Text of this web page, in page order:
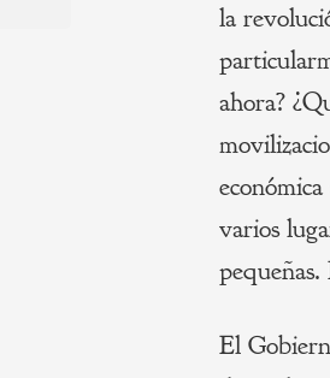
la
ahora?
varios
El